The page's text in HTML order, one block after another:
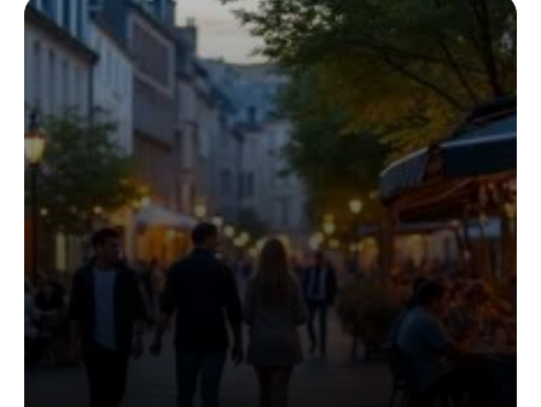
et transformations
3 août 2026